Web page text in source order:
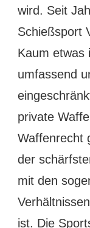
wird. Seit
Schießsport
Kaum etwas
umfassend
private
Waffenrecht
der
mit den
ist. Die